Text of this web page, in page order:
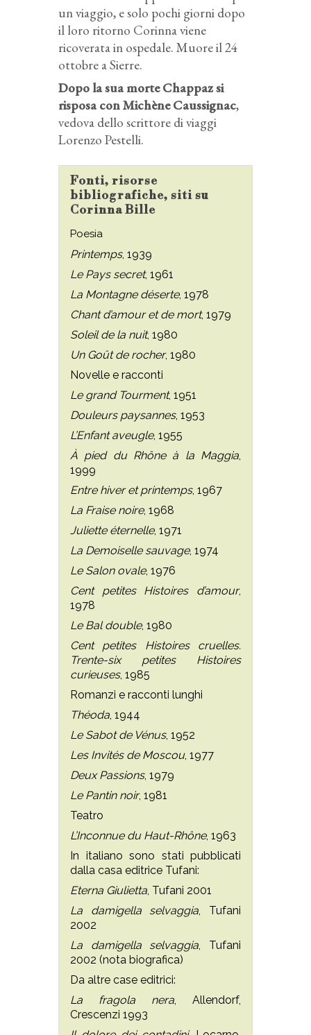
un viaggio, e solo pochi giorni dopo
il loro ritorno Corinna viene
ricoverata in ospedale. Muore il 24
ottobre a Sierre.
Dopo la sua morte Chappaz si
risposa con Michène Caussignac,
vedova dello scrittore di viaggi
Lorenzo Pestelli.
Fonti, risorse
bibliografiche, siti su
Corinna Bille
Poesia
Printemps, 1939
Le Pays secret, 1961
La Montagne déserte, 1978
Chant d’amour et de mort, 1979
Soleil de la nuit, 1980
Un Goût de rocher, 1980
Novelle e racconti
Le grand Tourment, 1951
Douleurs paysannes, 1953
L’Enfant aveugle, 1955
À pied du Rhône à la Maggia
1999
Entre hiver et printemps, 1967
La Fraise noire, 1968
Juliette éternelle, 1971
La Demoiselle sauvage, 1974
Le Salon ovale, 1976
Cent petites Histoires d’amour,
1978
Le Bal double, 1980
Cent petites Histoires cruelles.
Trente-six petites Histoires
curieuses, 1985
Romanzi e racconti lunghi
Théoda , 1944
Le Sabot de Vénus, 1952
Les Invités de Moscou, 1977
Deux Passions, 1979
Le Pantin noir, 1981
Teatro
L’Inconnue du Haut-Rhône, 1963
In italiano sono stati pubblicati
dalla casa editrice Tufani:
Eterna Giulietta , Tufani 2001
La damigella selvaggia , Tufani
2002
La damigella selvaggia , Tufani
2002 (nota biografica)
Da altre case editrici:
La fragola nera , Allendorf,
Crescenzi 1993